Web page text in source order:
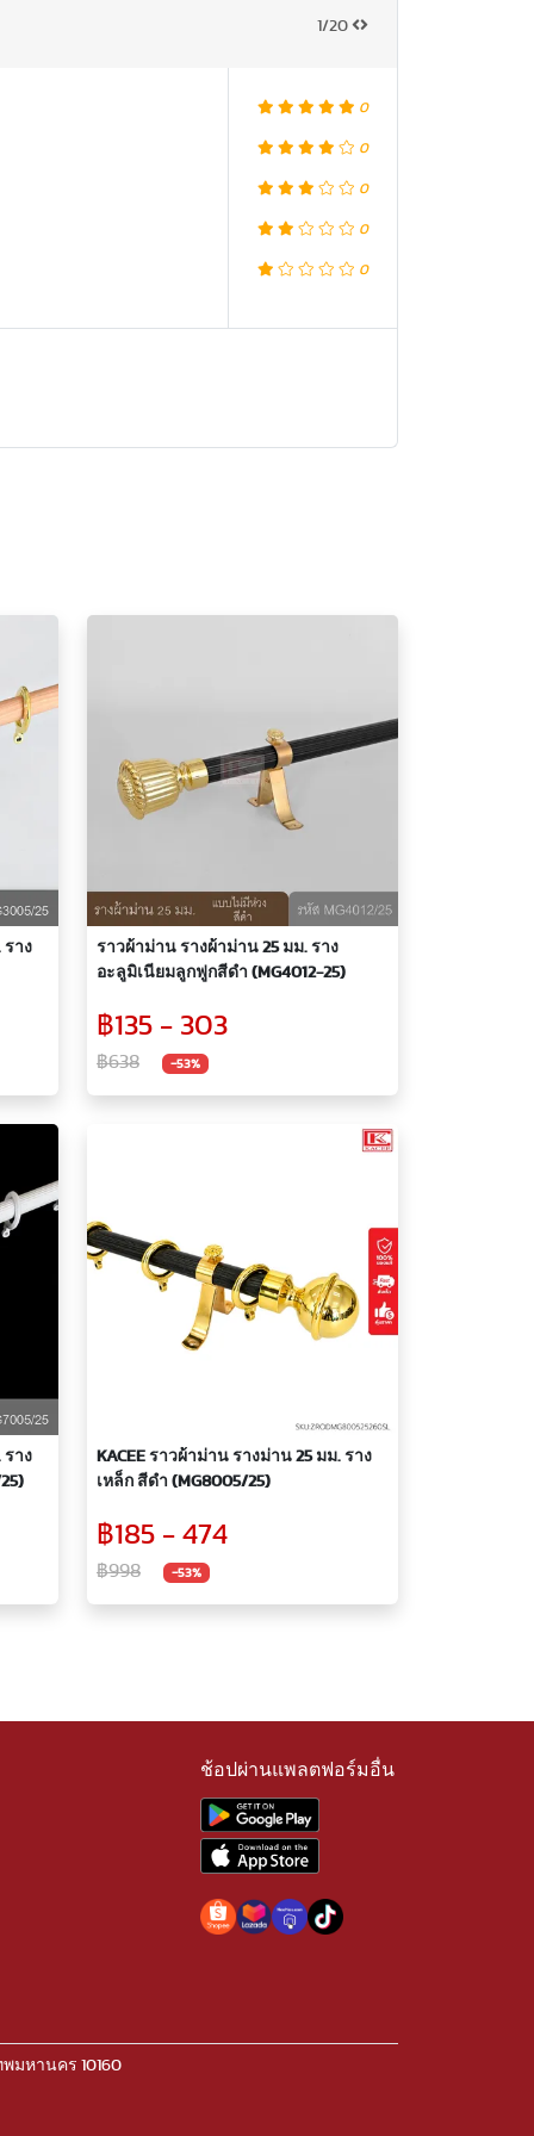
1/20
0
0
0
0
0
ราง
ราวผ้าม่าน รางผ้าม่าน 25 มม. ราง
อะลูมิเนียมลูกฟูกสีดำ (MG4012-25)
฿135 - 303
฿638 -53%
ราง
KACEE ราวผ้าม่าน รางม่าน 25 มม. ราง
เหล็ก สีดำ (MG8005/25)
฿185 - 474
฿998 -53%
ช้อปผ่านแพลตฟอร์มอื่น
มหานคร 10160